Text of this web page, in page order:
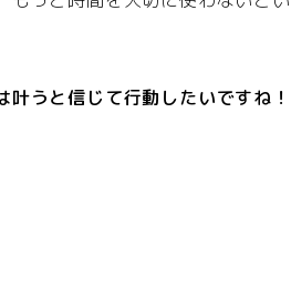
うと信じて行動したいですね！